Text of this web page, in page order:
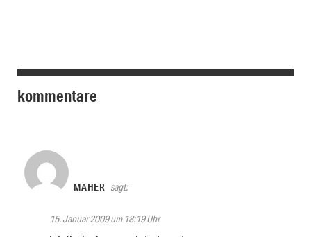
kommentare
MAHER sagt:
15. Januar 2009 um 18:19 Uhr